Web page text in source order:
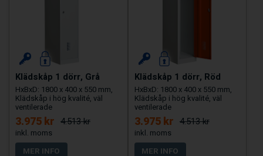
Klädskåp 1 dörr, Grå
HxBxD: 1800 x 400 x 550 mm,
Klädskåp i hög kvalité, väl
ventilerade
3.975 kr 4.513 kr
MER INFO
Klädskåp 1 dörr, Röd
HxBxD: 1800 x 400 x 550 mm,
Klädskåp i hög kvalité, väl
ventilerade
3.975 kr 4.513 kr
MER INFO